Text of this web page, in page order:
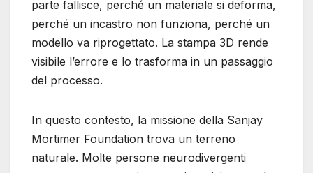
parte fallisce, perché un materiale si deforma,
perché un incastro non funziona, perché un
modello va riprogettato. La stampa 3D rende
visibile l’errore e lo trasforma in un passaggio
del processo.
In questo contesto, la missione della Sanjay
Mortimer Foundation trova un terreno
naturale. Molte persone neurodivergenti